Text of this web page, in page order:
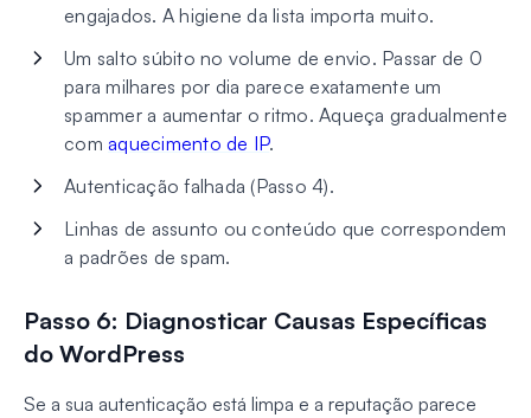
engajados. A higiene da lista importa muito.
Um salto súbito no volume de envio. Passar de 0
para milhares por dia parece exatamente um
spammer a aumentar o ritmo. Aqueça gradualmente
com aquecimento de IP.
Autenticação falhada (Passo 4).
Linhas de assunto ou conteúdo que correspondem
a padrões de spam.
Passo 6: Diagnosticar Causas Específicas
do WordPress
Se a sua autenticação está limpa e a reputação parece